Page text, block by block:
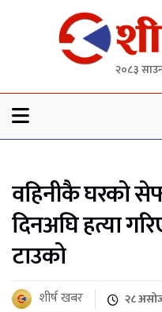
२०८३
वहिनीकै घरको
दिनअघि हत्या
टाउको
शीर्ष खबर २८